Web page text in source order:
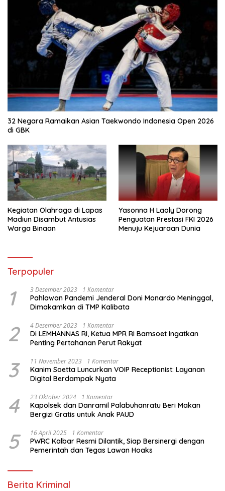
32 Negara Ramaikan Asian Taekwondo Indonesia Open 2026
di GBK
Kegiatan Olahraga di Lapas
Madiun Disambut Antusias
Warga Binaan
Yasonna H Laoly Dorong
Penguatan Prestasi FKI 2026
Menuju Kejuaraan Dunia
Terpopuler
1 3 Desember 2023 1 Komentar
Pahlawan Pandemi Jenderal Doni Monardo Meninggal,
Dimakamkan di TMP Kalibata
2 4 Desember 2023 1 Komentar
Di LEMHANNAS RI, Ketua MPR RI Bamsoet Ingatkan
Penting Pertahanan Perut Rakyat
3 11 November 2023 1 Komentar
Kanim Soetta Luncurkan VOIP Receptionist: Layanan
Digital Berdampak Nyata
4 23 Oktober 2024 1 Komentar
Kapolsek dan Danramil Palabuhanratu Beri Makan
Bergizi Gratis untuk Anak PAUD
5 16 April 2025 1 Komentar
PWRC Kalbar Resmi Dilantik, Siap Bersinergi dengan
Pemerintah dan Tegas Lawan Hoaks
Berita Kriminal